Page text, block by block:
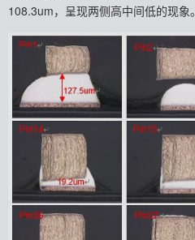
108.3um，呈现两侧高中间低的现象。